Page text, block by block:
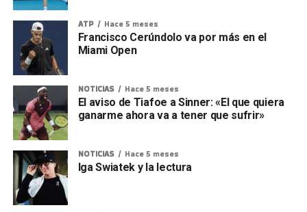
ATP Hace 5 meses
Francisco Cerúndolo va por más en el
Miami Open
NOTICIAS Hace 5 meses
El aviso de Tiafoe a Sinner: «El que quiera
ganarme ahora va a tener que sufrir»
NOTICIAS Hace 5 meses
Iga Swiatek y la lectura